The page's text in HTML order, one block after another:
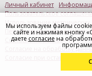
Личный кабинет
Пользовательское
Использование метрических
Персональные данные
Согласие на рекламную
Согласие на обработку
Согласие при оставлении
Мы используем файлы
сайте и нажимая кнопку
даете согласие на